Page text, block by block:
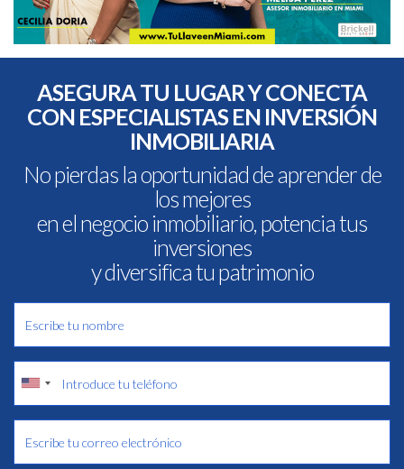
ASEGURA TU LUGAR Y CONECTA
CON ESPECIALISTAS EN INVERSIÓN
INMOBILIARIA
No pierdas la oportunidad de aprender de
los mejores
en el negocio inmobiliario, potencia tus
inversiones
y diversifica tu patrimonio